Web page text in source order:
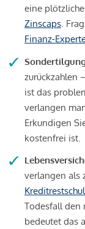
eine
Zinscaps.
Finanz-
zurückzahlen
ist das
verlangen
Erkundigen
kostenfrei ist.
verlangen als
Todesfall den
bedeutet das